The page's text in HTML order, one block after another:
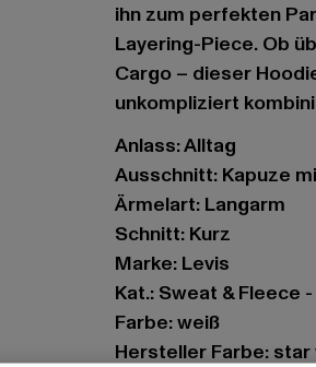
ihn zum perfekten
Layering-Piece. Ob
Cargo – dieser
unkompliziert
Anlass: Alltag
Ausschnitt: Kapuze
Ärmelart: Langarm
Schnitt: Kurz
Marke: Levis
Kat.: Sweat & Fleece
Farbe: weiß
Hersteller Farbe: star